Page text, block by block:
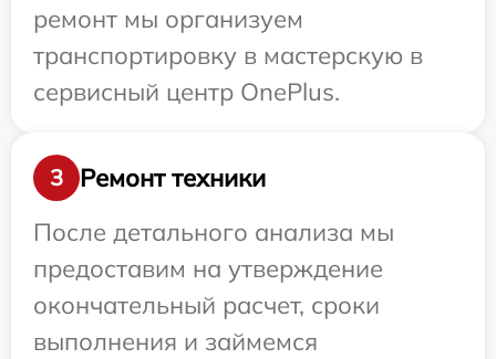
ремонт мы организуем
транспортировку в мастерскую в
сервисный центр OnePlus.
3
Ремонт техники
После детального анализа мы
предоставим на утверждение
окончательный расчет, сроки
выполнения и займемся